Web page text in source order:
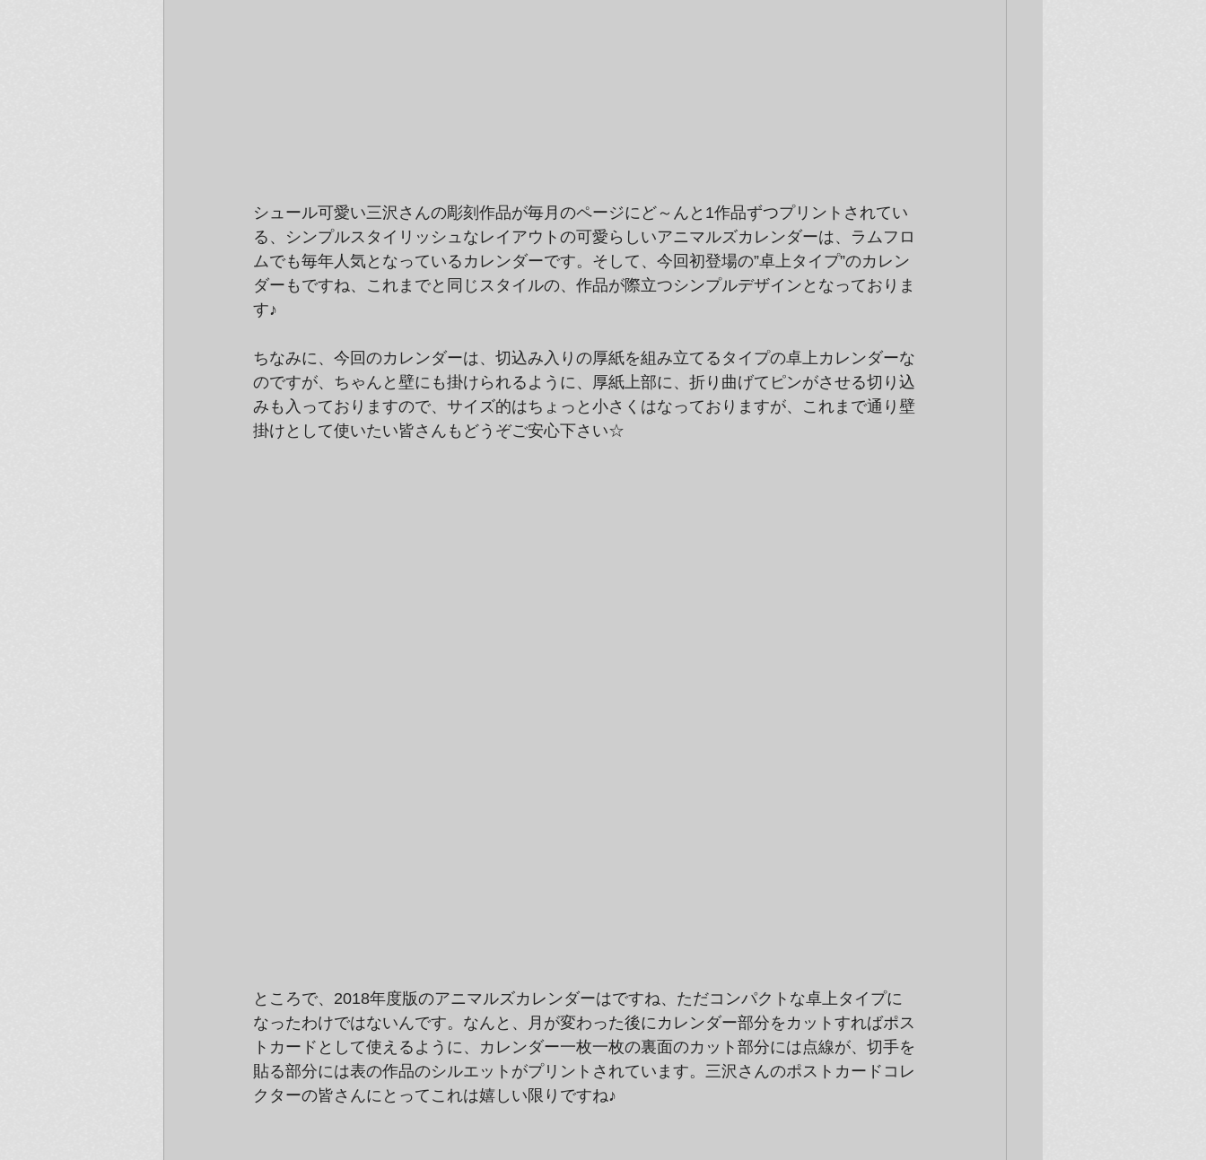
シュール可愛い三沢さんの彫刻作品が毎月のページにど～んと1作品ずつプリントされてい
る、シンプルスタイリッシュなレイアウトの可愛らしいアニマルズカレンダーは、ラムフロ
ムでも毎年人気となっているカレンダーです。そして、今回初登場の”卓上タイプ”のカレン
ダーもですね、これまでと同じスタイルの、作品が際立つシンプルデザインとなっておりま
す♪
ちなみに、今回のカレンダーは、切込み入りの厚紙を組み立てるタイプの卓上カレンダーな
のですが、ちゃんと壁にも掛けられるように、厚紙上部に、折り曲げてピンがさせる切り込
みも入っておりますので、サイズ的はちょっと小さくはなっておりますが、これまで通り壁
掛けとして使いたい皆さんもどうぞご安心下さい☆
ところで、2018年度版のアニマルズカレンダーはですね、ただコンパクトな卓上タイプに
なったわけではないんです。なんと、月が変わった後にカレンダー部分をカットすればポス
トカードとして使えるように、カレンダー一枚一枚の裏面のカット部分には点線が、切手を
貼る部分には表の作品のシルエットがプリントされています。三沢さんのポストカードコレ
クターの皆さんにとってこれは嬉しい限りですね♪